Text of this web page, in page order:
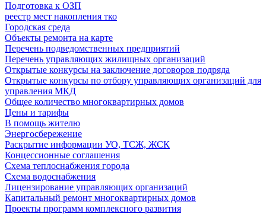
Подготовка к ОЗП
реестр мест накопления тко
Городская среда
Объекты ремонта на карте
Перечень подведомственных предприятий
Перечень управляющих жилищных организаций
Открытые конкурсы на заключение договоров подряда
Открытые конкурсы по отбору управляющих организаций для
управления МКД
Общее количество многоквартирных домов
Цены и тарифы
В помощь жителю
Энергосбережение
Раскрытие информации УО, ТСЖ, ЖСК
Концессионные соглашения
Схема теплоснабжения города
Схема водоснабжения
Лицензирование управляющих организаций
Капитальный ремонт многоквартирных домов
Проекты программ комплексного развития